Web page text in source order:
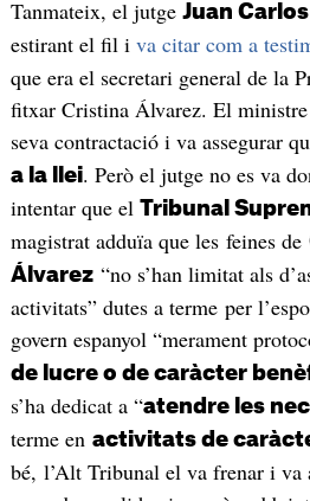
Tanmateix, el jutge Juan
estirant el fil i va citar com a
que era el secretari general de la
fitxar Cristina Álvarez. El ministre
seva contractació i va assegurar
a la llei. Però el jutge no es va
intentar que el Tribunal
magistrat adduïa que les feines de
Álvarez“no s’han limitat als
activitats” dutes a terme per
govern espanyol “merament
de lucre o de caràcter
s’ha dedicat a “atendre les
terme en activitats de
bé, l’Alt Tribunal el va frenar i va